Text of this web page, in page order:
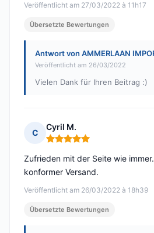
Veröffentlicht am 27/03/2022 à 11h17
Übersetzte Bewertungen
Antwort von AMMERLAAN
Veröffentlicht am 26/03/2022
Vielen Dank für Ihren Beitrag :)
C
Cyril M.
Hinweis: 5 von 5
Veröffentlicht am 26/03/2022 à 18h39
Zufrieden mit der Seite wie
konformer Versand.
Übersetzte Bewertungen